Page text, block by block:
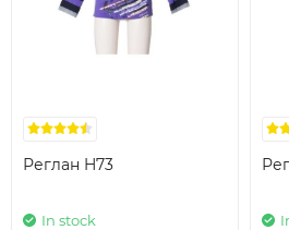
Реглан H73
In stock